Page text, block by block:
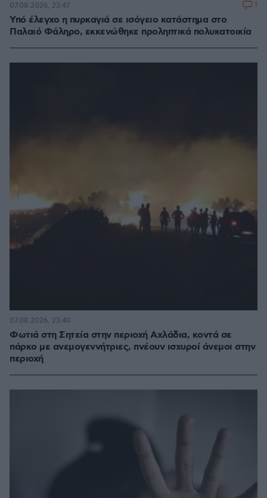
Υπό έλεγχο η πυρκαγιά σε ισόγειο κατάστημα στο
Παλαιό Φάληρο, εκκενώθηκε προληπτικά πολυκατοικία
07.08.2026, 23:47 1
Φωτιά στη Σητεία στην περιοχή Αχλάδια, κοντά σε
πάρκο με ανεμογεννήτριες, πνέουν ισχυροί άνεμοι στην
περιοχή
07.08.2026, 23:40